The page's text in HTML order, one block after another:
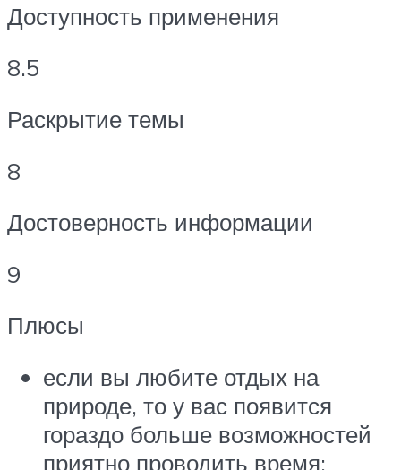
Доступность применения
8.5
Раскрытие темы
8
Достоверность информации
9
Плюсы
если вы любите отдых на
природе, то у вас появится
гораздо больше возможностей
приятно проводить время;